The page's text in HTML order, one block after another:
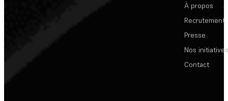
À propos
Recrutement
Presse
Nos initiatives
Contact